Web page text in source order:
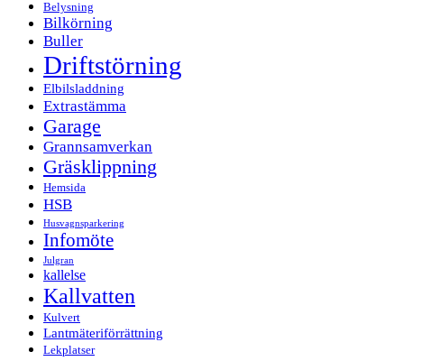
Belysning
Bilkörning
Buller
Driftstörning
Elbilsladdning
Extrastämma
Garage
Grannsamverkan
Gräsklippning
Hemsida
HSB
Husvagnsparkering
Infomöte
Julgran
kallelse
Kallvatten
Kulvert
Lantmäteriförrättning
Lekplatser